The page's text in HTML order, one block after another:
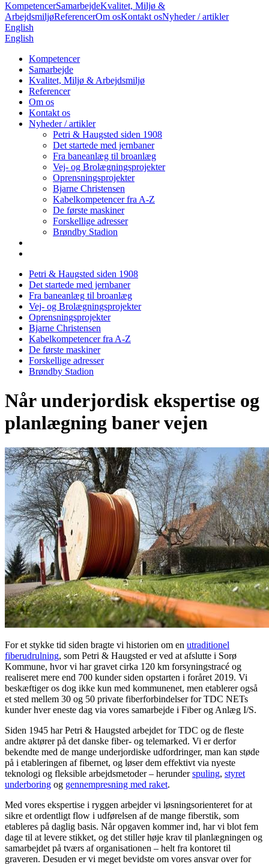
KompetencerSamarbejdeKvalitet, Miljø &
ArbejdsmiljøReferencerOm osKontakt osNyheder / artikler
English
English
Kompetencer
Samarbejde
Kvalitet, Miljø & Arbejdsmiljø
Referencer
Om os
Kontakt os
Nyheder / artikler
Petri & Haugsted siden 1908
Det startede med jernbaner
Fra baneanlæg til broanlæg
Vej- og Brolægningsprojekter
Oprensningsprojekter
Bjarne Christensen
Kabelkompetencer fra A-Z
De første maskiner
Forskellige adresser
Brøndby Stadion
Petri & Haugsted siden 1908
Det startede med jernbaner
Fra baneanlæg til broanlæg
Vej- og Brolægningsprojekter
Oprensningsprojekter
Bjarne Christensen
Kabelkompetencer fra A-Z
De første maskiner
Forskellige adresser
Brøndby Stadion
Når underjordisk ekspertise og
planlægning baner vejen
For et stykke tid siden bragte vi historien om en utraditionel
fiberudrulning, som Petri & Haugsted er ved at afslutte i Sorø
Kommune, hvor vi har gravet cirka 120 km forsyningstracé og
realiseret mere end 700 kunder siden opstarten i foråret 2019. Vi
beskæftiger os dog ikke kun med kommunenet, men etablerer også
et sted mellem 30 og 50 private fiberforbindelser for TDC NETs
kunder hver eneste dag via vores samarbejde i Fiber og Anlæg I/S.
Siden 1945 har Petri & Haugsted arbejdet for TDC og de fleste
andre aktører på det danske fiber- og telemarked. Vi er derfor
bekendte med de mange underjordiske udfordringer, man kan støde
på i etableringen af fibernet, og løser dem effektivt via nyeste
teknologi og fleksible arbejdsmetoder – herunderspuling, styret
underboring og gennempresning med raket.
Med vores ekspertise i ryggen arbejder vi løsningsorienteret for at
sikre et ordentligt flow i udførelsen af de mange fiberstik, som
etableres på daglig basis. Når opgaven kommer ind, har vi blot fem
dage til at levere stikket, og det stiller høje krav til planlægningen og
samarbejdet på tværs af organisationen – helt fra kontoret til
graveren. Desuden er vi meget bevidste om vores ansvar over for